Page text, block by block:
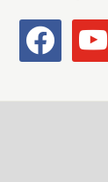
facebook youtube